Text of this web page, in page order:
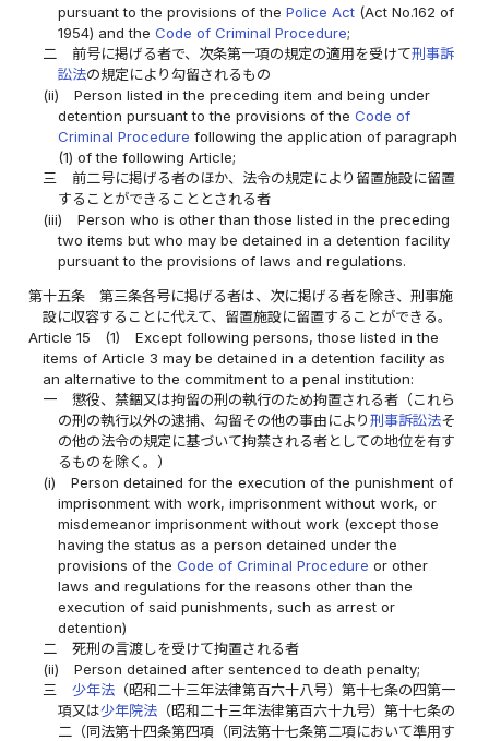
pursuant to the provisions of the Police Act (Act No.162 of
1954) and the Code of Criminal Procedure;
二
前号に掲げる者で、次条第一項の規定の適用を受けて刑事訴
訟法の規定により勾留されるもの
(ii)
Person listed in the preceding item and being under
detention pursuant to the provisions of the Code of
Criminal Procedure following the application of paragraph
(1) of the following Article;
三
前二号に掲げる者のほか、法令の規定により留置施設に留置
することができることとされる者
(iii)
Person who is other than those listed in the preceding
two items but who may be detained in a detention facility
pursuant to the provisions of laws and regulations.
第十五条
第三条各号に掲げる者は、次に掲げる者を除き、刑事施
設に収容することに代えて、留置施設に留置することができる。
Article 15
(1)
Except following persons, those listed in the
items of Article 3 may be detained in a detention facility as
an alternative to the commitment to a penal institution:
一
懲役、禁錮又は拘留の刑の執行のため拘置される者（これら
の刑の執行以外の逮捕、勾留その他の事由により刑事訴訟法そ
の他の法令の規定に基づいて拘禁される者としての地位を有す
るものを除く。）
(i)
Person detained for the execution of the punishment of
imprisonment with work, imprisonment without work, or
misdemeanor imprisonment without work (except those
having the status as a person detained under the
provisions of the Code of Criminal Procedure or other
laws and regulations for the reasons other than the
execution of said punishments, such as arrest or
detention)
二
死刑の言渡しを受けて拘置される者
(ii)
Person detained after sentenced to death penalty;
三
少年法（昭和二十三年法律第百六十八号）第十七条の四第一
項又は少年院法（昭和二十三年法律第百六十九号）第十七条の
二（同法第十四条第四項（同法第十七条第二項において準用す